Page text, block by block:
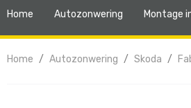
Home Autozonwering Montage
Home Autozonwering Skoda